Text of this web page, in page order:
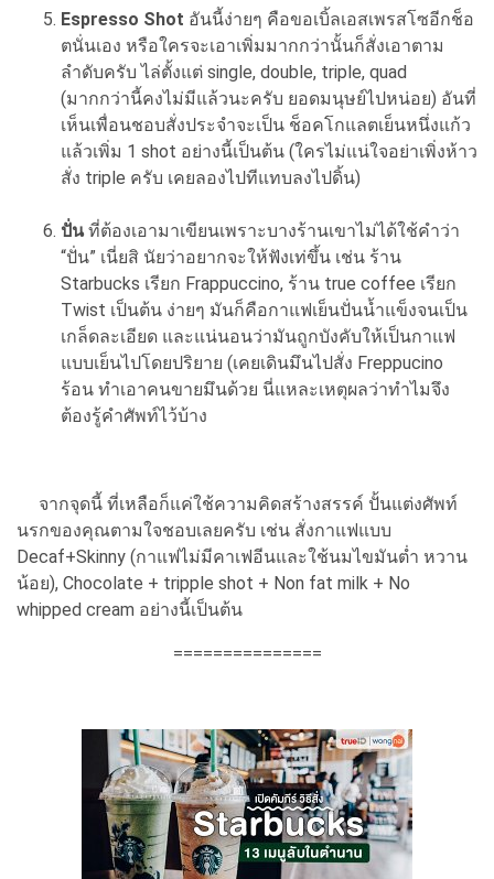
Espresso Shot อันนี้ง่ายๆ คือขอเบิ้ลเอสเพรสโซอีกช็อ
ตนั่นเอง หรือใครจะเอาเพิ่มมากกว่านั้นก็สั่งเอาตาม
ลำดับครับ ไล่ตั้งแต่ single, double, triple, quad
(มากกว่านี้คงไม่มีแล้วนะครับ ยอดมนุษย์ไปหน่อย) อันที่
เห็นเพื่อนชอบสั่งประจำจะเป็น ช็อคโกแลตเย็นหนึ่งแก้ว
แล้วเพิ่ม 1 shot อย่างนี้เป็นต้น (ใครไม่แน่ใจอย่าเพิ่งห้าว
สั่ง triple ครับ เคยลองไปทีแทบลงไปดิ้น)
ปั่นที่ต้องเอามาเขียนเพราะบางร้านเขาไม่ได้ใช้คำว่า
“ปั่น” เนี่ยสิ นัยว่าอยากจะให้ฟังเท่ขึ้น เช่น ร้าน
Starbucks เรียก Frappuccino, ร้าน true coffee เรียก
Twist เป็นต้น ง่ายๆ มันก็คือกาแฟเย็นปั่นน้ำแข็งจนเป็น
เกล็ดละเอียด และแน่นอนว่ามันถูกบังคับให้เป็นกาแฟ
แบบเย็นไปโดยปริยาย (เคยเดินมึนไปสั่ง Freppucino
ร้อน ทำเอาคนขายมึนด้วย นี่แหละเหตุผลว่าทำไมจึง
ต้องรู้คำศัพท์ไว้บ้าง
จากจุดนี้ ที่เหลือก็แค่ใช้ความคิดสร้างสรรค์ ปั้นแต่งศัพท์
นรกของคุณตามใจชอบเลยครับ เช่น สั่งกาแฟแบบ
Decaf+Skinny (กาแฟไม่มีคาเฟอีนและใช้นมไขมันต่ำ หวาน
น้อย), Chocolate + tripple shot + Non fat milk + No
whipped cream อย่างนี้เป็นต้น
===============